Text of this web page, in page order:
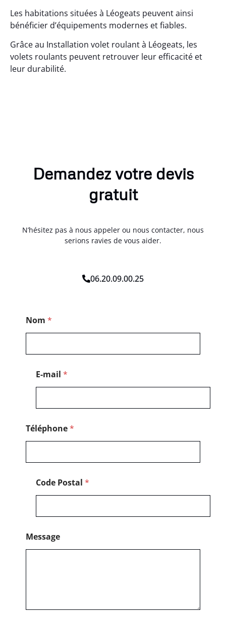
Les habitations situées à Léogeats peuvent ainsi
bénéficier d’équipements modernes et fiables.
Grâce au Installation volet roulant à Léogeats, les
volets roulants peuvent retrouver leur efficacité et
leur durabilité.
Demandez votre devis
gratuit
N’hésitez pas à nous appeler ou nous contacter, nous
serions ravies de vous aider.
06.20.09.00.25
e
s
l
t
Nom *
E-mail *
Téléphone*
Code Postal *
Message